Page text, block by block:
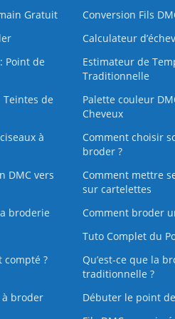
Gratuit
Conversion Fils
Calculateur
Point de
Estimateur de
Traditionnelle
Teintes de
Palette couleur
Cheveux
à
Comment choisir
broder ?
DMC vers
Comment mettre
sur cartelettes
broderie
Comment broder
Tuto Complet du
compté ?
Qu’est-ce que la
traditionnelle ?
broder
Débuter le point